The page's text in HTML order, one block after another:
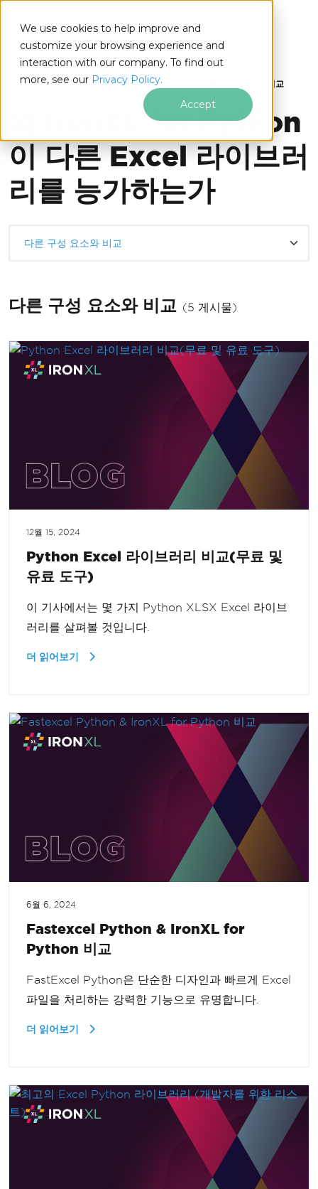
We use cookies to help improve and
customize your browsing experience and
interaction with our company. To find out
more, see our Privacy Policy.
Accept
IRONSOFTWARE
푸터 콘텐츠로 바로가기
Python용 IronXL IronXL for Python 블로그 다른 구성 요소와 비교
왜 IronXL for Python
이 다른 Excel 라이브러
리를 능가하는가
다른 구성 요소와 비교
다른 구성 요소와 비교 (5 게시물)
12월 15, 2024
Python Excel 라이브러리 비교(무료 및
유료 도구)
이 기사에서는 몇 가지 Python XLSX Excel 라이브
러리를 살펴볼 것입니다.
더 읽어보기
6월 6, 2024
Fastexcel Python & IronXL for
Python 비교
FastExcel Python은 단순한 디자인과 빠르게 Excel
파일을 처리하는 강력한 기능으로 유명합니다.
더 읽어보기